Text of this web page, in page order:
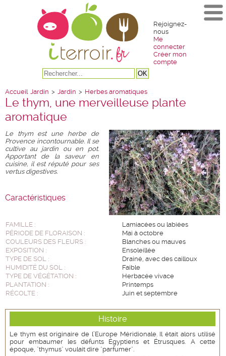
Rejoignez-
nous
Me
connecter
Créer mon
compte
Accueil Jardin > Jardin > Herbes aromatiques
Le thym, une merveilleuse plante
aromatique
Le thym est une herbe de
Provence incontournable. Il se
cultive au jardin ou en pot.
Apportant de la saveur en
cuisine, il est réputé pour ses
vertus digestives.
Caractéristiques
FAMILLE :
Lamiacées ou labiées
PÉRIODE DE FLORAISON :
Mai à octobre
COULEURS DES FLEURS :
Blanches ou mauves
EXPOSITION :
Ensoleillée
TYPE DE SOL :
Drainé, avec des cailloux
HUMIDITÉ DU SOL :
Faible
TYPE DE VÉGÉTATION :
Herbacée vivace
PLANTATION :
Printemps
RÉCOLTE :
Juin et septembre
Histoire
Le thym est originaire de l’Europe Méridionale. Il était alors utilisé
pour embaumer les défunts Égyptiens et Étrusques. A cette
époque, "thymus" voulait dire "parfumer".